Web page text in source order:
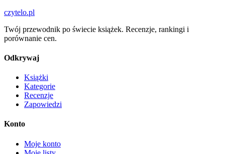
czytelo.pl
Twój przewodnik po świecie książek. Recenzje, rankingi i
porównanie cen.
Odkrywaj
Książki
Kategorie
Recenzje
Zapowiedzi
Konto
Moje konto